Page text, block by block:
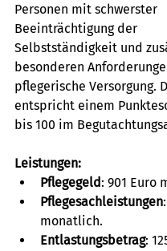
Personen mit schwerster
Beeinträchtigung der
Selbstständigkeit und
besonderen
pflegerische Versorgung.
entspricht einem
bis 100 im
Leistungen:
Pflegegeld: 901 Euro
Pflegesachleistungen
monatlich.
Entlastungsbetrag: